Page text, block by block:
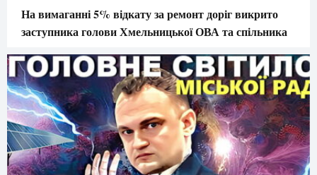
На вимаганні 5% відкату за ремонт доріг викрито
заступника голови Хмельницької ОВА та спільника